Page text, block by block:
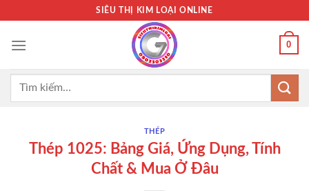
nội
SIÊU THỊ KIM LOẠI ONLINE
0
Tìm
THÉP
Thép 1025: Bảng Giá, Ứng Dụng, Tính
Chất & Mua Ở Đâu